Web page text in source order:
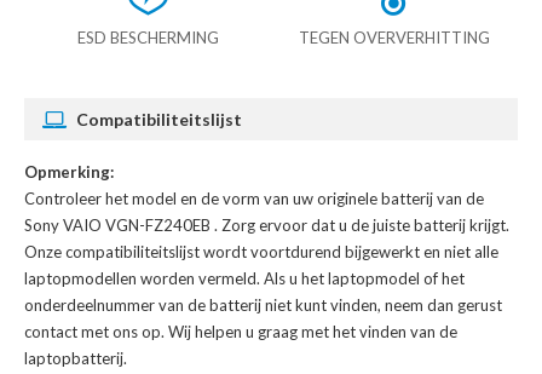
ESD BESCHERMING TEGEN OVERVERHITTING
Compatibiliteitslijst
Opmerking:
Controleer het model en de vorm van uw originele batterij van de
Sony VAIO VGN-FZ240EB . Zorg ervoor dat u de juiste batterij krijgt.
Onze compatibiliteitslijst wordt voortdurend bijgewerkt en niet alle
laptopmodellen worden vermeld. Als u het laptopmodel of het
onderdeelnummer van de batterij niet kunt vinden, neem dan gerust
contact met ons op. Wij helpen u graag met het vinden van de
laptopbatterij.